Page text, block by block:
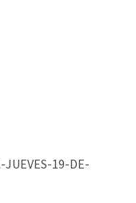
19-DE-